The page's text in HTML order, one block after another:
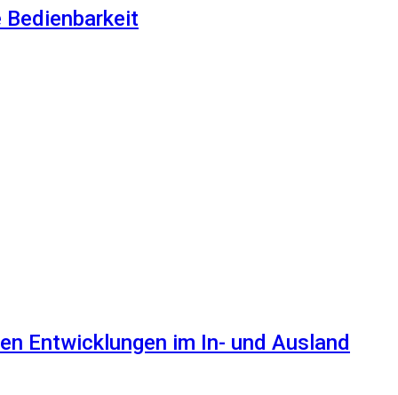
Entwicklungen im In- und Ausland